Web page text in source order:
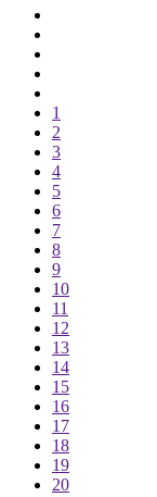
1
2
3
4
5
6
7
8
9
10
11
12
13
14
15
16
17
18
19
20